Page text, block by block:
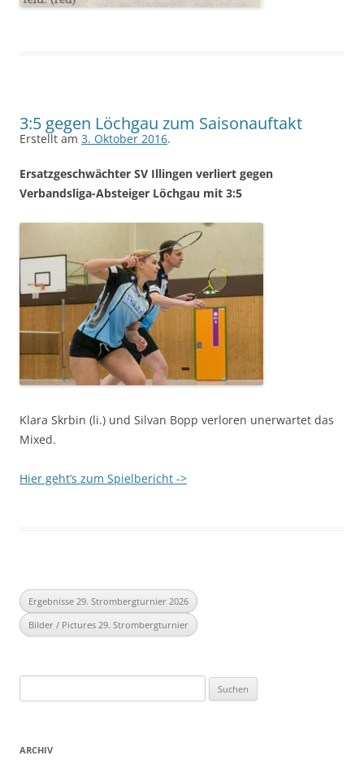
3:5 gegen Löchgau zum Saisonauftakt
Erstellt am 3. Oktober 2016.
Ersatzgeschwächter SV Illingen verliert gegen
Verbandsliga-Absteiger Löchgau mit 3:5
Klara Skrbin (li.) und Silvan Bopp verloren unerwartet das
Mixed.
Hier geht’s zum Spielbericht ->
Ergebnisse 29. Strombergturnier 2026
Bilder / Pictures 29. Strombergturnier
nach:
ARCHIV